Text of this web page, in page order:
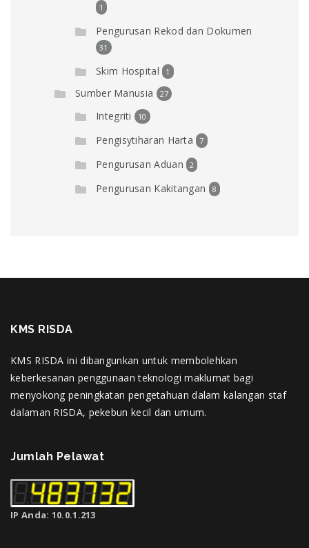
1
Pengurusan Rekod dan Dokumen
31
Skim Hospital 1
Sumber Manusia 27
Integriti 10
Pengisytiharan Harta 7
Pengurusan Aduan 2
Pengurusan Kakitangan 8
KMS RISDA
KMS RISDA ini dibangunkan untuk membolehkan
keberkesanan penggunaan teknologi maklumat bagi
menyokong peningkatan pengetahuan dalam kalangan staf
dalaman RISDA, pekebun kecil dan umum.
Jumlah Pelawat
IP Anda: 10.0.1.213